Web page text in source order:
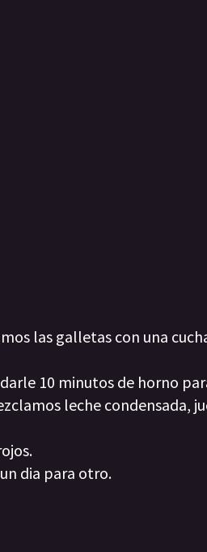
las galletas con una
10 minutos de horno
leche condensada,
dia para otro.